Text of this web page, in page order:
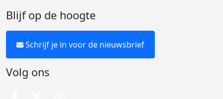
Blijf op de hoogte
Schrijf je in voor de nieuwsbrief
Volg ons